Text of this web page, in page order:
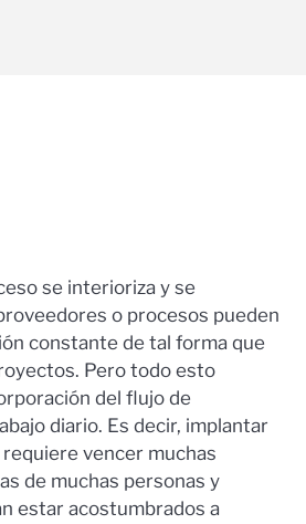
se interioriza y se
o procesos pueden
constante de tal forma que
Pero todo esto
del flujo de
diario. Es decir, implantar
vencer muchas
de muchas personas y
estar acostumbrados a